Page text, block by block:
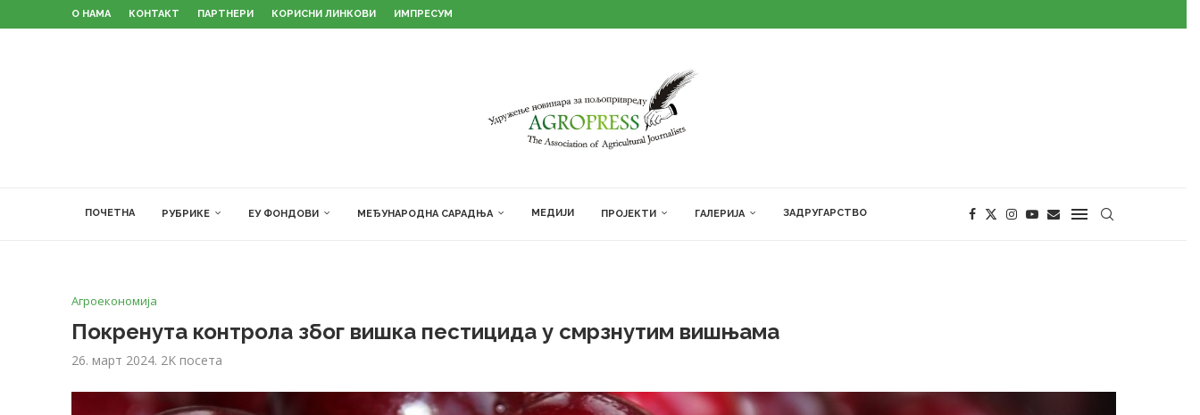
О НАМА КОНТАКТ ПАРТНЕРИ КОРИСНИ ЛИНКОВИ ИМПРЕСУМ
ПОЧЕТНА РУБРИКЕ ЕУ ФОНДОВИ МЕЂУНАРОДНА САРАДЊА МЕДИЈИ ПРОЈЕКТИ ГАЛЕРИЈА ЗАДРУГАРСТВО
Агроекономија
Покренута контрола због вишка пестицида у смрзнутим вишњама
26. март 2024. 2Kпосета